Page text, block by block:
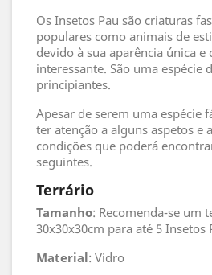
Os Insetos Pau são criaturas
populares como animais de
devido à sua aparência única
interessante. São uma espécie
principiantes.
Apesar de serem uma espécie
ter atenção a alguns aspetos e
condições que poderá
seguintes.
Terrário
Tamanho: Recomenda-se um
30x30x30cm para até 5 Insetos
Material: Vidro